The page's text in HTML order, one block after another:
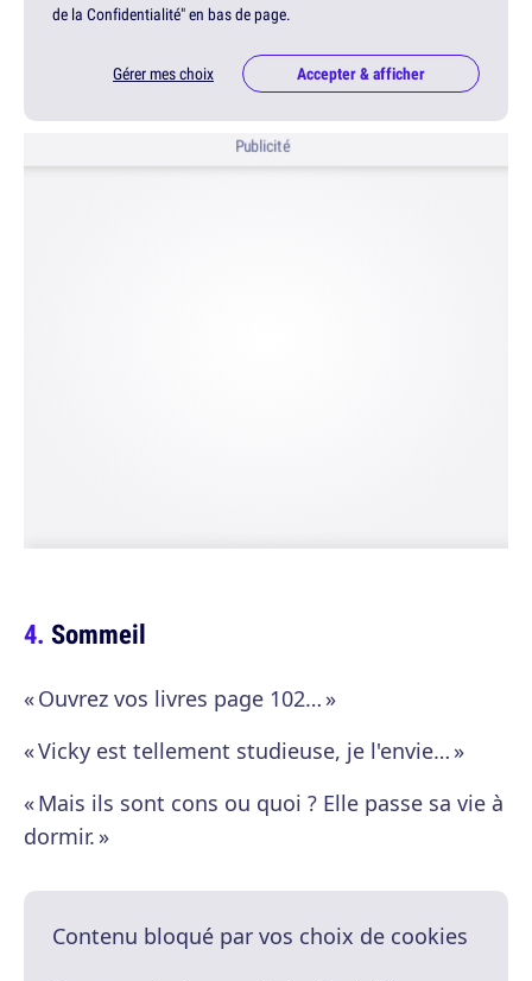
de la Confidentialité" en bas de page.
Gérer mes choix Accepter & afficher
Publicité
Sommeil
« Ouvrez vos livres page 102… »
« Vicky est tellement studieuse, je l'envie… »
« Mais ils sont cons ou quoi ? Elle passe sa vie à
dormir. »
Contenu bloqué par vos choix de cookies